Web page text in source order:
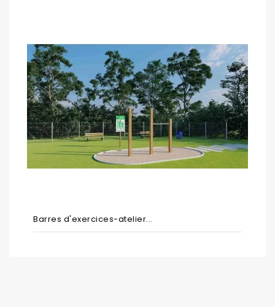
Barres d'exercices-atelier...